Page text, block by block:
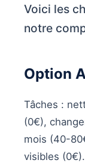
Voici les
notre
Option
Tâches :
(0€),
mois (40-
visibles